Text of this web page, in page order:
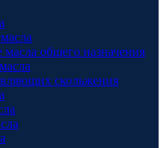
общего назначения
скольжения